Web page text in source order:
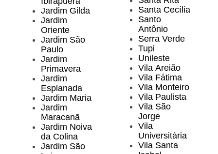
Jardim Gilda
Jardim
Oriente
Jardim São
Paulo
Jardim
Primavera
Jardim
Esplanada
Jardim Maria
Jardim
Maracanã
Jardim Noiva
da Colina
Jardim São
Santa Cecília
Santo
Antônio
Serra Verde
Tupi
Unileste
Vila Areião
Vila Fátima
Vila Monteiro
Vila Paulista
Vila São
Jorge
Vila
Universitária
Vila Santa